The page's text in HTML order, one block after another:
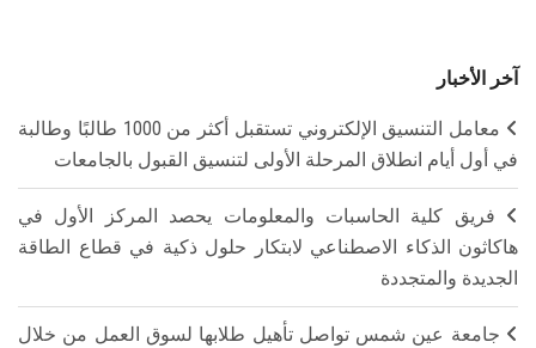
آخر الأخبار
معامل التنسيق الإلكتروني تستقبل أكثر من 1000 طالبًا وطالبة
في أول أيام انطلاق المرحلة الأولى لتنسيق القبول بالجامعات
فريق كلية الحاسبات والمعلومات يحصد المركز الأول في
هاكاثون الذكاء الاصطناعي لابتكار حلول ذكية في قطاع الطاقة
الجديدة والمتجددة
جامعة عين شمس تواصل تأهيل طلابها لسوق العمل من خلال